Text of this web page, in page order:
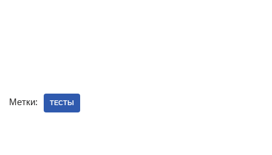
Метки: ТЕСТЫ